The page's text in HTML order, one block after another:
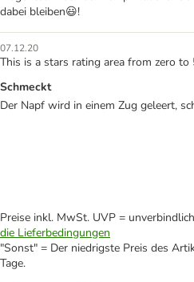
dabei bleiben😃!
07.12.20
This is a stars rating area from zero to
Schmeckt
Der Napf wird in einem Zug geleert,
Preise inkl. MwSt. UVP =
die Lieferbedingungen
"Sonst" = Der niedrigste Preis des
Tage.